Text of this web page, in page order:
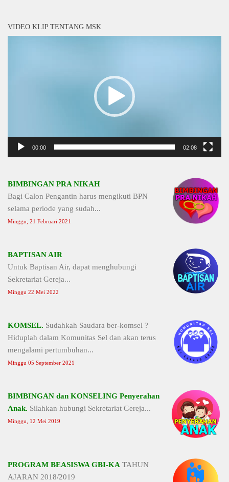
VIDEO KLIP TENTANG MSK
00:00 02:08
BIMBINGAN PRA NIKAH
Bagi Calon Pengantin harus mengikuti BPN
selama periode yang sudah...
Minggu, 21 Februari 2021
BAPTISAN AIR
Untuk Baptisan Air, dapat menghubungi
Sekretariat Gereja...
Minggu 22 Mei 2022
KOMSEL. Sudahkah Saudara ber-komsel ?
Hiduplah dalam Komunitas Sel dan akan terus
mengalami pertumbuhan...
Minggu 05 September 2021
BIMBINGAN dan KONSELING Penyerahan
Anak. Silahkan hubungi Sekretariat Gereja...
Minggu, 12 Mei 2019
PROGRAM BEASISWA GBI-KA TAHUN
AJARAN 2018/2019